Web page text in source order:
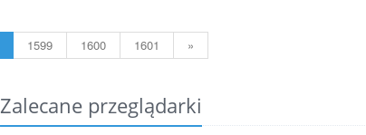
1599 1600 1601 »
Zalecane przeglądarki